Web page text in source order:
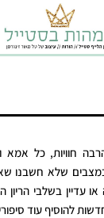
חוויות, כל אמא
שלא חשבנו
עדיין בשלבי הריון
להוסיף עוד